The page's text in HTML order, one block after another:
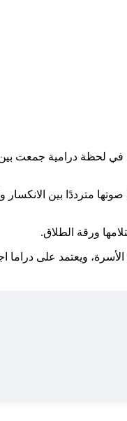
في لحظة درامية جمعت
مترددًا بين الانكسار
ورقة الطلاق.
ويعتمد على دراما